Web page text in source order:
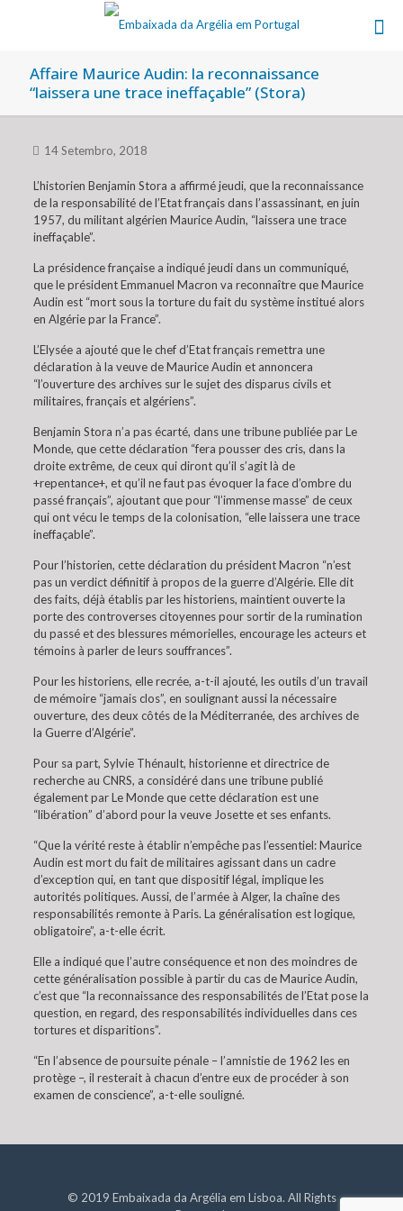
Affaire Maurice Audin: la reconnaissance
“laissera une trace ineffaçable” (Stora)
14 Setembro, 2018
L’historien Benjamin Stora a affirmé jeudi, que la reconnaissance
de la responsabilité de l’Etat français dans l’assassinant, en juin
1957, du militant algérien Maurice Audin, “laissera une trace
ineffaçable”.
La présidence française a indiqué jeudi dans un communiqué,
que le président Emmanuel Macron va reconnaître que Maurice
Audin est “mort sous la torture du fait du système institué alors
en Algérie par la France”.
L’Elysée a ajouté que le chef d’Etat français remettra une
déclaration à la veuve de Maurice Audin et annoncera
“l’ouverture des archives sur le sujet des disparus civils et
militaires, français et algériens”.
Benjamin Stora n’a pas écarté, dans une tribune publiée par Le
Monde, que cette déclaration “fera pousser des cris, dans la
droite extrême, de ceux qui diront qu’il s’agit là de
+repentance+, et qu’il ne faut pas évoquer la face d’ombre du
passé français”, ajoutant que pour “l’immense masse” de ceux
qui ont vécu le temps de la colonisation, “elle laissera une trace
ineffaçable”.
Pour l’historien, cette déclaration du président Macron “n’est
pas un verdict définitif à propos de la guerre d’Algérie. Elle dit
des faits, déjà établis par les historiens, maintient ouverte la
porte des controverses citoyennes pour sortir de la rumination
du passé et des blessures mémorielles, encourage les acteurs et
témoins à parler de leurs souffrances”.
Pour les historiens, elle recrée, a-t-il ajouté, les outils d’un travail
de mémoire “jamais clos”, en soulignant aussi la nécessaire
ouverture, des deux côtés de la Méditerranée, des archives de
la Guerre d’Algérie”.
Pour sa part, Sylvie Thénault, historienne et directrice de
recherche au CNRS, a considéré dans une tribune publié
également par Le Monde que cette déclaration est une
“libération” d’abord pour la veuve Josette et ses enfants.
“Que la vérité reste à établir n’empêche pas l’essentiel: Maurice
Audin est mort du fait de militaires agissant dans un cadre
d’exception qui, en tant que dispositif légal, implique les
autorités politiques. Aussi, de l’armée à Alger, la chaîne des
responsabilités remonte à Paris. La généralisation est logique,
obligatoire”, a-t-elle écrit.
Elle a indiqué que l’autre conséquence et non des moindres de
cette généralisation possible à partir du cas de Maurice Audin,
c’est que “la reconnaissance des responsabilités de l’Etat pose la
question, en regard, des responsabilités individuelles dans ces
tortures et disparitions”.
“En l’absence de poursuite pénale – l’amnistie de 1962 les en
protège –, il resterait à chacun d’entre eux de procéder à son
examen de conscience”, a-t-elle souligné.
© 2019 Embaixada da Argélia em Lisboa. All Rights